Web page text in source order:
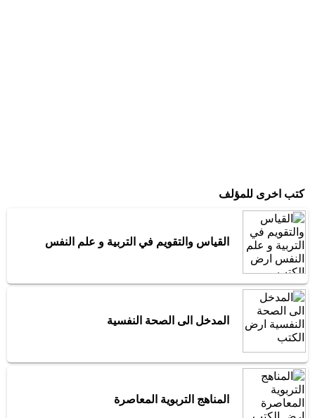
كتب اخرى للمؤلف
القياس والتقويم في التربية و علم النفس
المدخل الى الصحة النفسية
المناهج التربوية المعاصرة